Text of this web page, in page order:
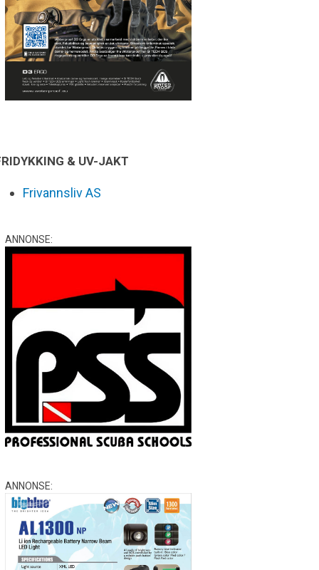
& UV-JAKT
Frivannsliv AS
ANNONSE:
ANNONSE: